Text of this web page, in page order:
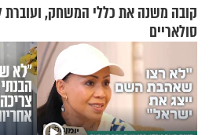
קובה משנה את כללי המשחק, ועוברת
סולאריים